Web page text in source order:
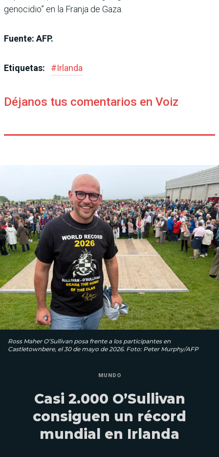
genocidio” en la Franja de Gaza.
Fuente: AFP.
Etiquetas: #Irlanda
Déjanos tus comentarios en Voiz
Ross Maher O’Sullivan posa frente a los participantes en
Castletownbere, el 30 de mayo de 2026. Foto: Peter Murphy/AFP
MUNDO
Casi 2.000 O’Sullivan
consiguen un récord
mundial en Irlanda